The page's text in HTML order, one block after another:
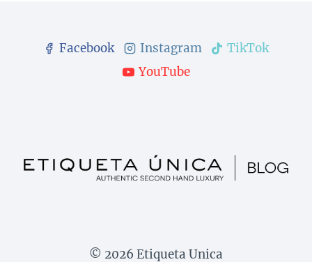
Facebook Instagram
TikTok
YouTube
© 2026 Etiqueta Unica